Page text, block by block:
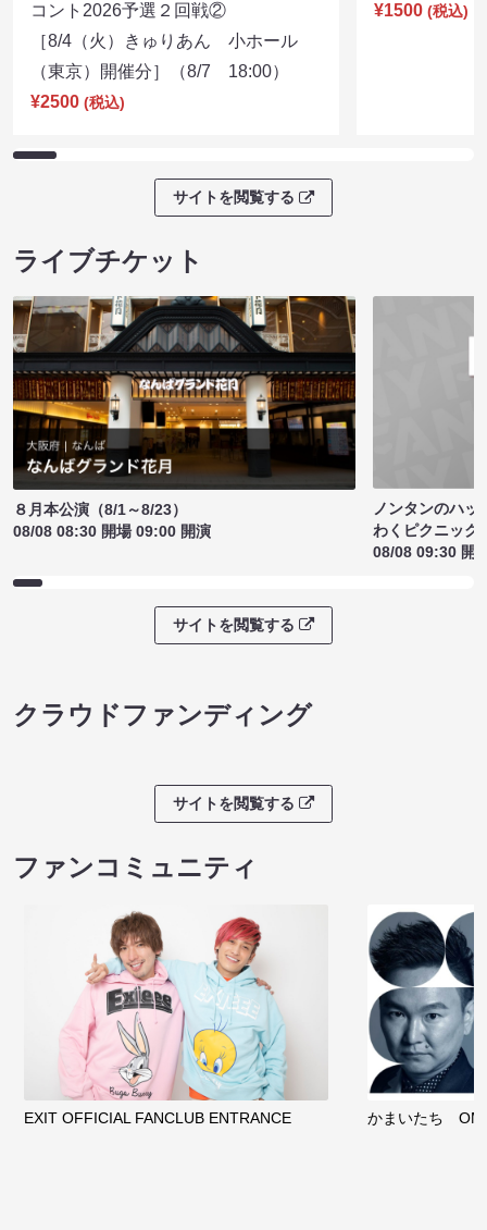
コント2026予選２回戦②
［8/4（火）きゅりあん 小ホール
（東京）開催分］（8/7 18:00）
¥2500 (税込)
¥1500 (税込)
サイトを閲覧する
ライブチケット
８月本公演（8/1～8/23）
08/08 08:30 開場 09:00 開演
ノンタンのハッ
わくピクニック
08/08 09:30 開
サイトを閲覧する
クラウドファンディング
サイトを閲覧する
ファンコミュニティ
EXIT OFFICIAL FANCLUB ENTRANCE かまいたち